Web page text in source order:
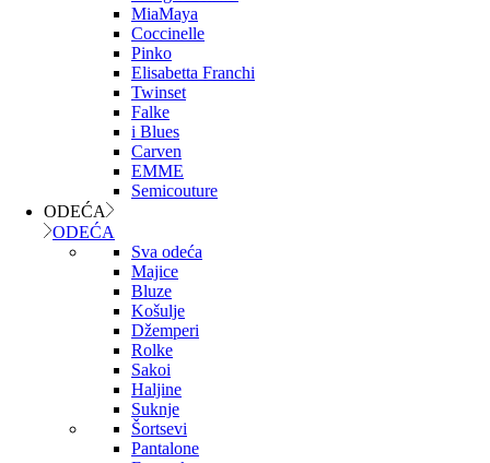
MiaMaya
Coccinelle
Pinko
Elisabetta Franchi
Twinset
Falke
i Blues
Carven
EMME
Semicouture
ODEĆA
ODEĆA
Sva odeća
Majice
Bluze
Košulje
Džemperi
Rolke
Sakoi
Haljine
Suknje
Šortsevi
Pantalone